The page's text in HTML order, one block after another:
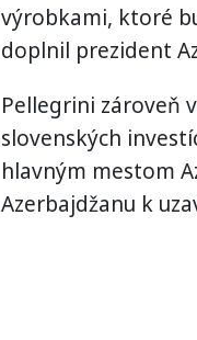
výrobkami, ktoré
doplnil prezident
Pellegrini zároveň
slovenských
hlavným mestom
Azerbajdžanu k